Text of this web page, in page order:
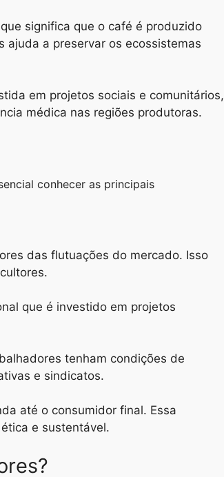
significa que o café é produzido
ajuda a preservar os ecossistemas
em projetos sociais e comunitários,
médica nas regiões produtoras.
conhecer as principais
das flutuações do mercado. Isso
que é investido em projetos
tenham condições de
e sindicatos.
até o consumidor final. Essa
e sustentável.